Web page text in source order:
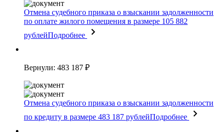
Отмена судебного приказа о взыскании задолженности
по оплате жилого помещения в размере 105 882
рублейПодробнее
Вернули: 483 187 ₽
Отмена судебного приказа о взыскании задолженности
по кредиту в размере 483 187 рублейПодробнее